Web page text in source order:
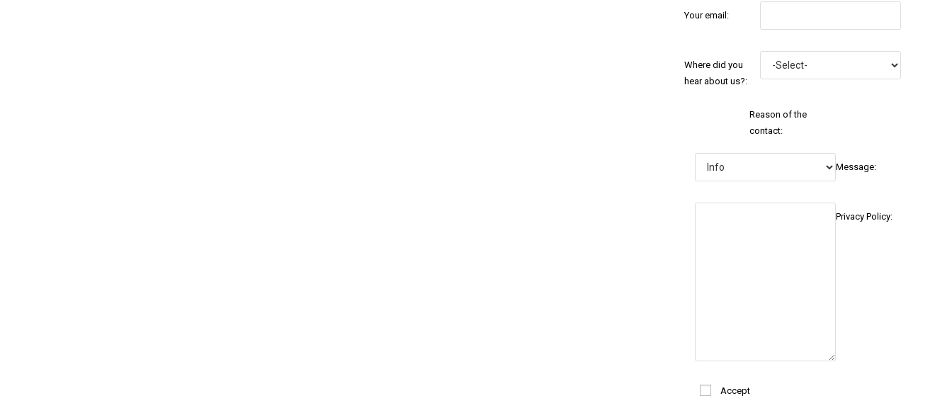
Your email:
Where did you
hear about us?:
Reason of the
contact:
Message:
Privacy Policy:
Accept